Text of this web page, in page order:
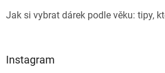
Jak si vybrat dárek podle věku: tipy,
Instagram